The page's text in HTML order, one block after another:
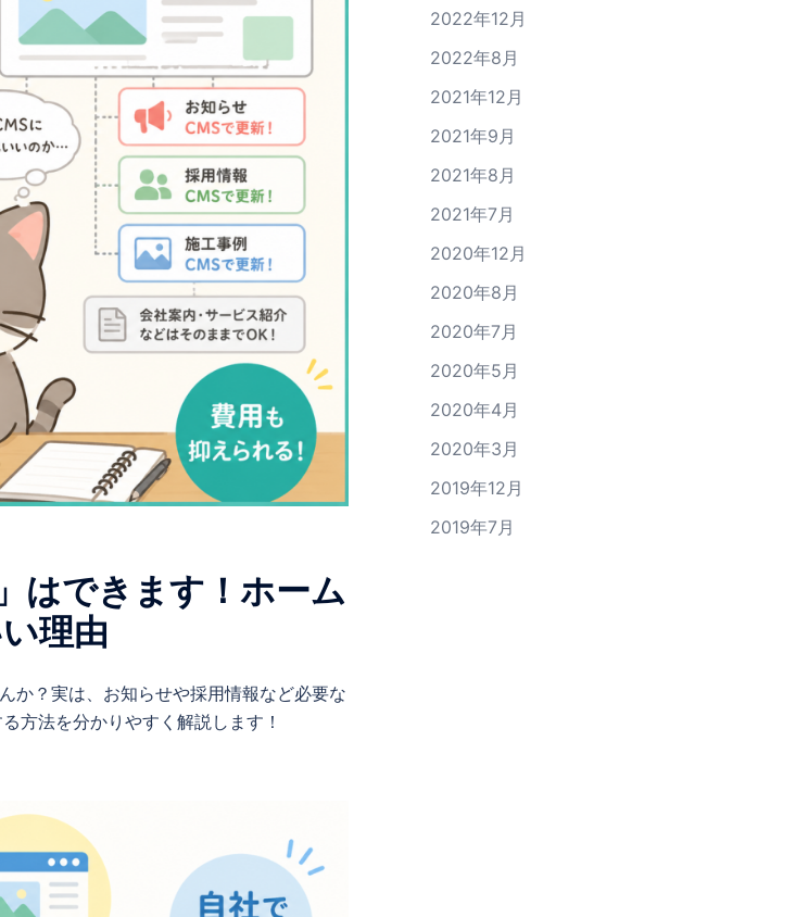
はできます！ホーム
理由
か？実は、お知らせや採用情報など必要な
方法を分かりやすく解説します！
2022年12月
2022年8月
2021年12月
2021年9月
2021年8月
2021年7月
2020年12月
2020年8月
2020年7月
2020年5月
2020年4月
2020年3月
2019年12月
2019年7月